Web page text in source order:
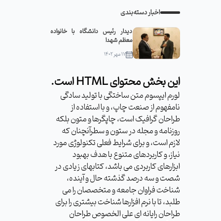
اخبار دسته‌بندی
دیدار رئیس دانشگاه با خانواده
معظم شهدا
۱۷ مهر ۱۴۰۲
این بخش محتوای HTML است.
لورم ایپسوم متن ساختگی با تولید سادگی
نامفهوم از صنعت چاپ، و با استفاده از
طراحان گرافیک است، چاپگرها و متون بلکه
روزنامه و مجله در ستون و سطرآنچنان که
لازم است، و برای شرایط فعلی تکنولوژی مورد
نیاز، و کاربردهای متنوع با هدف بهبود
ابزارهای کاربردی می باشد، کتابهای زیادی در
شصت و سه درصد گذشته حال و آینده،
شناخت فراوان جامعه و متخصصان را می
طلبد، تا با نرم افزارها شناخت بیشتری را برای
طراحان رایانه ای علی الخصوص طراحان